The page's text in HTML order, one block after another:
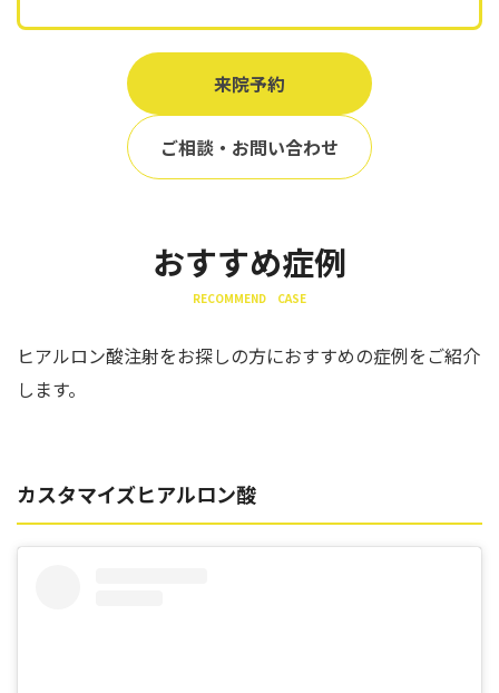
来院予約
ご相談・お問い合わせ
おすすめ症例
RECOMMEND CASE
ヒアルロン酸注射をお探しの方におすすめの症例をご紹介
します。
カスタマイズヒアルロン酸